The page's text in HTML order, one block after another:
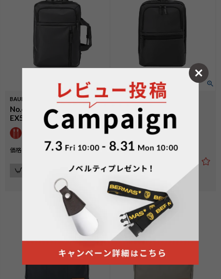
BAUER GEHEN
No.60396：2WAY リュック
EX5cm
価格 30,800 税込
BAUER GEHENⅡ
No.60400：リュックM
B4収納可
価格